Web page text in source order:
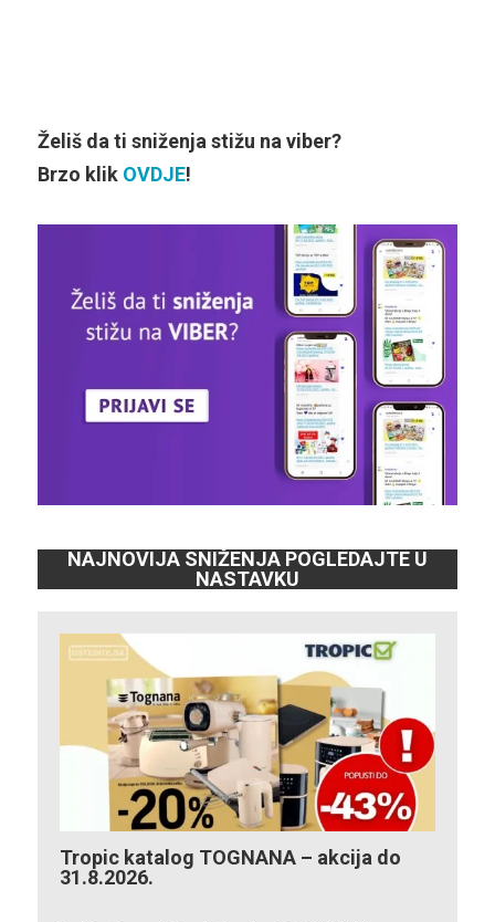
Želiš da ti sniženja stižu na viber?
Brzo klik OVDJE!
NAJNOVIJA SNIŽENJA POGLEDAJTE U
NASTAVKU
Tropic katalog TOGNANA – akcija do
31.8.2026.